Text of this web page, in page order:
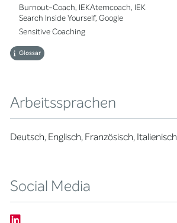
Burnout-Coach, IEKAtemcoach, IEK
Search Inside Yourself, Google
Sensitive Coaching
Glossar
Arbeitssprachen
Deutsch, Englisch, Französisch, Italienisch
Social Media